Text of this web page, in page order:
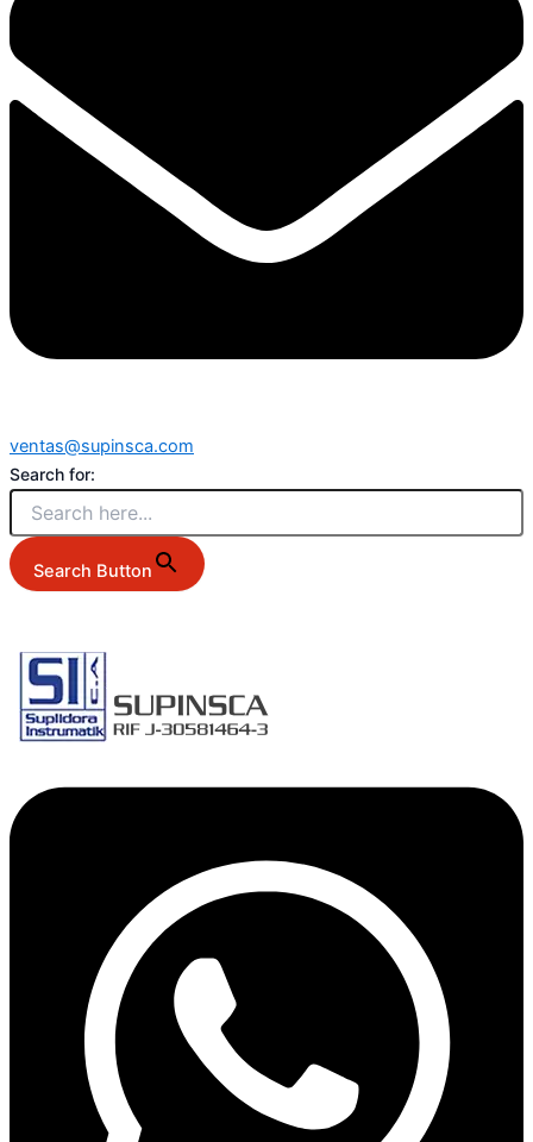
ventas@supinsca.com
Search for:
Search Button